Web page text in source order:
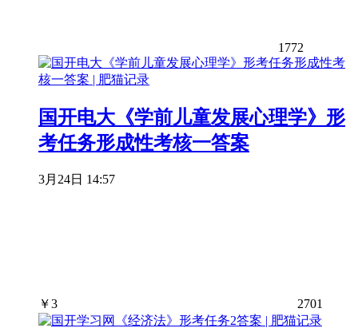
1772
国开电大《学前儿童发展心理学》形
考任务形成性考核一答案
3月24日 14:57
￥3 2701